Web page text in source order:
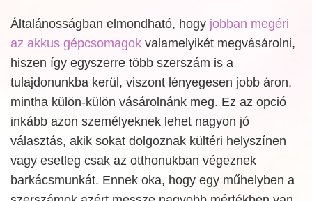
Általánosságban elmondható, hogy jobban megéri
az akkus gépcsomagok valamelyikét megvásárolni,
hiszen így egyszerre több szerszám is a
tulajdonunkba kerül, viszont lényegesen jobb áron,
mintha külön-külön vásárolnánk meg. Ez az opció
inkább azon személyeknek lehet nagyon jó
választás, akik sokat dolgoznak kültéri helyszínen
vagy esetleg csak az otthonukban végeznek
barkácsmunkát. Ennek oka, hogy egy műhelyben a